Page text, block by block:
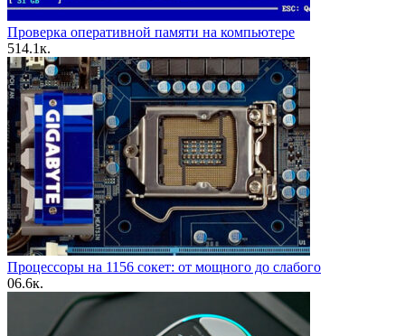
Проверка оперативной памяти на компьютере
514.1к.
Процессоры на 1156 сокет: от мощного до слабого
06.6к.